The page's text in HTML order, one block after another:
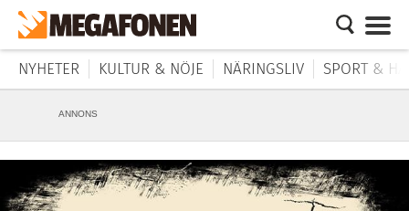
NYHETER KULTUR & NÖJE NÄRINGSLIV SPORT &
ANNONS